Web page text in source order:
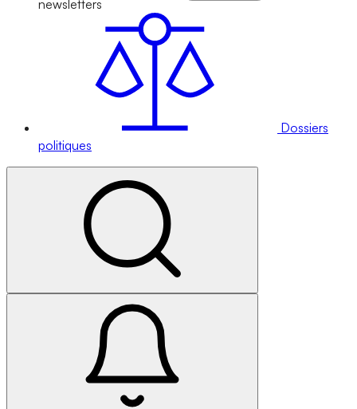
newsletters
Dossiers
politiques